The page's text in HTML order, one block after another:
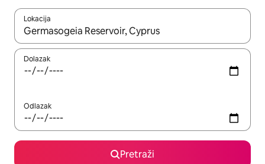
Lokacija
Kad rezultati budu dostupni, krećite se gore i dolje pomoću
Dolazak
Odlazak
Pretraži